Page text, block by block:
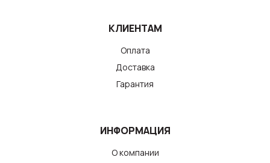
КЛИЕНТАМ
Оплата
Доставка
Гарантия
ИНФОРМАЦИЯ
О компании